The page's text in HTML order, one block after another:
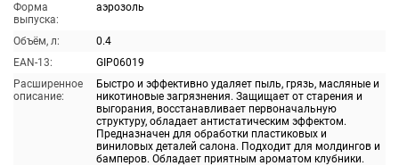
Форма
выпуска:
аэрозоль
Объём, л:
0.4
EAN-13:
GIP06019
Расширенное
описание:
Быстро и эффективно удаляет пыль, грязь, масляные и
никотиновые загрязнения. Защищает от старения и
выгорания, восстанавливает первоначальную
структуру, обладает антистатическим эффектом.
Предназначен для обработки пластиковых и
виниловых деталей салона. Подходит для молдингов и
бамперов. Обладает приятным ароматом клубники.